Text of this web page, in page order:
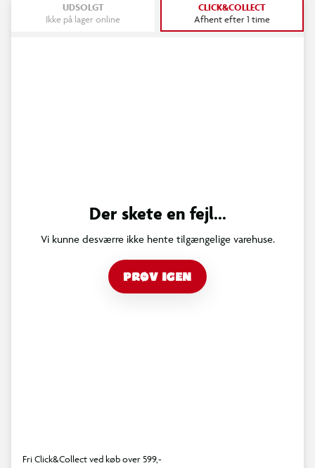
UDSOLGT
Ikke på lager online
CLICK&COLLECT
Afhent efter 1 time
Der skete en fejl...
Vi kunne desværre ikke hente tilgængelige varehuse.
PRØV IGEN
Fri Click&Collect ved køb over 599,-